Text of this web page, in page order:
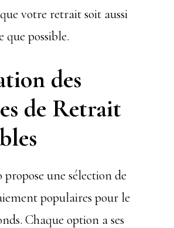
votre retrait soit aussi
que possible.
des
de Retrait
une sélection de
populaires pour le
Chaque option a ses